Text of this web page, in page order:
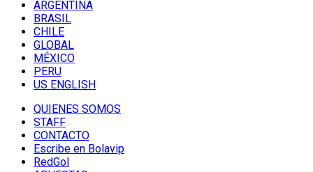
ARGENTINA
BRASIL
CHILE
GLOBAL
MÉXICO
PERU
US ENGLISH
QUIENES SOMOS
STAFF
CONTACTO
Escribe en Bolavip
RedGol